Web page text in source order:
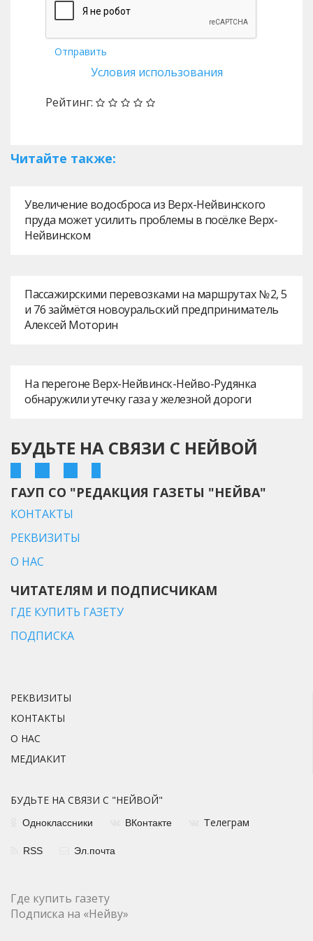
Отправить
Условия использования
Рейтинг:
Читайте также:
Увеличение водосброса из Верх-Нейвинского
пруда может усилить проблемы в посёлке Верх-
Нейвинском
Пассажирскими перевозками на маршрутах № 2, 5
и 76 займётся новоуральский предприниматель
Алексей Моторин
На перегоне Верх-Нейвинск-Нейво-Рудянка
обнаружили утечку газа у железной дороги
БУДЬТЕ НА СВЯЗИ С НЕЙВОЙ
ГАУП СО "РЕДАКЦИЯ ГАЗЕТЫ "НЕЙВА"
КОНТАКТЫ
РЕКВИЗИТЫ
О НАС
ЧИТАТЕЛЯМ И ПОДПИСЧИКАМ
ГДЕ КУПИТЬ ГАЗЕТУ
ПОДПИСКА
РЕКВИЗИТЫ
КОНТАКТЫ
О НАС
МЕДИАКИТ
БУДЬТЕ НА СВЯЗИ С "НЕЙВОЙ"
Одноклассники ВКонтакте Телеграм
RSS Эл.почта
Где купить газету
Подписка на «Нейву»